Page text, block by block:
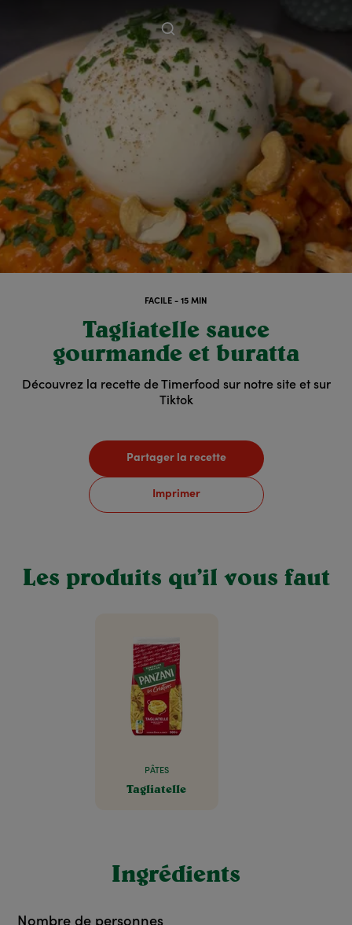
FACILE - 15 MIN
Tagliatelle sauce
gourmande et buratta
Découvrez la recette de Timerfood sur notre site et sur
Tiktok
Partager la recette
Imprimer
Les produits qu’il vous faut
PÂTES
Tagliatelle
Ingrédients